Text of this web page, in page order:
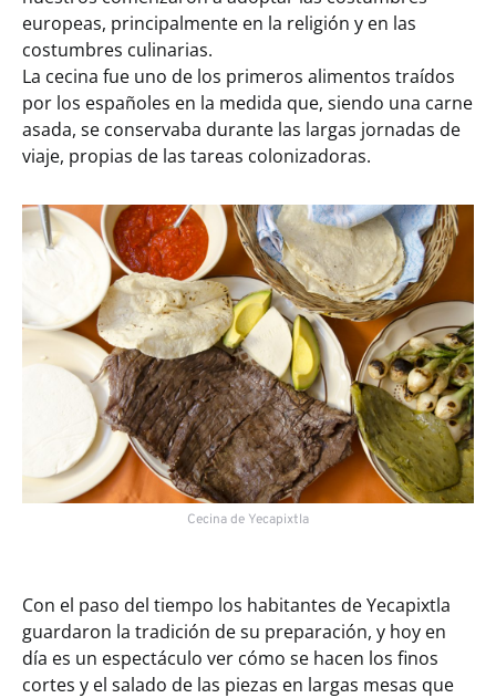
europeas, principalmente en la religión y en las
costumbres culinarias.
La cecina fue uno de los primeros alimentos traídos
por los españoles en la medida que, siendo una carne
asada, se conservaba durante las largas jornadas de
viaje, propias de las tareas colonizadoras.
Cecina de Yecapixtla
Con el paso del tiempo los habitantes de Yecapixtla
guardaron la tradición de su preparación, y hoy en
día es un espectáculo ver cómo se hacen los finos
cortes y el salado de las piezas en largas mesas que